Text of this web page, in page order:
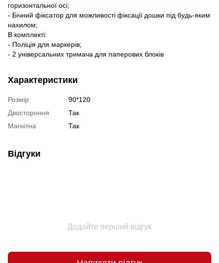
горизонтальної осі;
- Бічний фіксатор для можливості фіксації дошки під будь-яким
нахилом;
В комплекті:
- Поліція для маркерів;
- 2 універсальних тримача для паперових блоків
Характеристики
Розмір
90*120
Двостороння
Так
Магнітна
Так
Відгуки
Додайте перший відгук